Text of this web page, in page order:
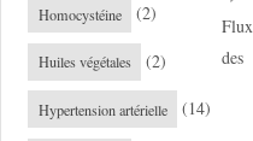
Homocystéine (2)
Huiles végétales (2)
Hypertension artérielle (14)
Flux
des